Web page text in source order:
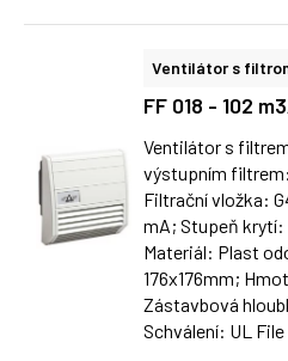
Ventilátor s
FF 018 - 102
Ventilátor s
výstupním
Filtrační vložka:
mA; Stupeň krytí:
Materiál: Plast
176x176mm;
Zástavbová
Schválení: UL File